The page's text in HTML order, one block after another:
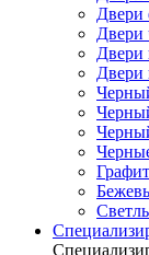
Двери
Двери
Двери
Двери
Графит